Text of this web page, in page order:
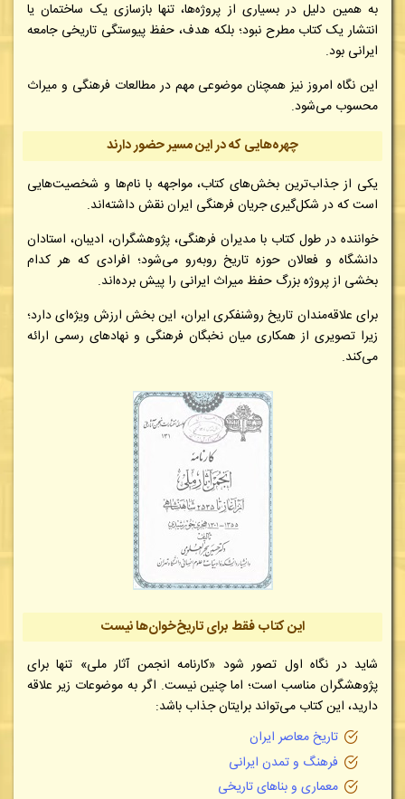
به همین دلیل در بسیاری از پروژه‌ها، تنها بازسازی یک ساختمان یا
انتشار یک کتاب مطرح نبود؛ بلکه هدف، حفظ پیوستگی تاریخی جامعه
ایرانی بود.
این نگاه امروز نیز همچنان موضوعی مهم در مطالعات فرهنگی و میراث
محسوب می‌شود.
چهره‌هایی که در این مسیر حضور دارند
یکی از جذاب‌ترین بخش‌های کتاب، مواجهه با نام‌ها و شخصیت‌هایی
است که در شکل‌گیری جریان فرهنگی ایران نقش داشته‌اند.
خواننده در طول کتاب با مدیران فرهنگی، پژوهشگران، ادیبان، استادان
دانشگاه و فعالان حوزه تاریخ روبه‌رو می‌شود؛ افرادی که هر کدام
بخشی از پروژه بزرگ حفظ میراث ایرانی را پیش برده‌اند.
برای علاقه‌مندان تاریخ روشنفکری ایران، این بخش ارزش ویژه‌ای دارد؛
زیرا تصویری از همکاری میان نخبگان فرهنگی و نهادهای رسمی ارائه
می‌کند.
این کتاب فقط برای تاریخ‌خوان‌ها نیست
شاید در نگاه اول تصور شود «کارنامه انجمن آثار ملی» تنها برای
پژوهشگران مناسب است؛ اما چنین نیست. اگر به موضوعات زیر علاقه
دارید، این کتاب می‌تواند برایتان جذاب باشد:
تاریخ معاصر ایران
فرهنگ و تمدن ایرانی
معماری و بناهای تاریخی